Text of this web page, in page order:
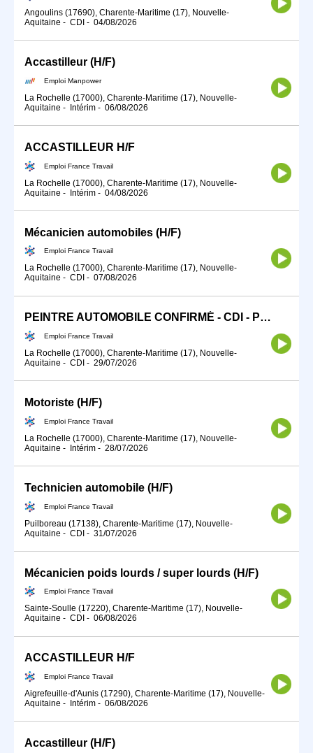
Angoulins (17690), Charente-Maritime (17), Nouvelle-
Aquitaine - CDI - 04/08/2026
Accastilleur (H/F)
Emploi Manpower
La Rochelle (17000), Charente-Maritime (17), Nouvelle-
Aquitaine - Intérim - 06/08/2026
ACCASTILLEUR H/F
Emploi France Travail
La Rochelle (17000), Charente-Maritime (17), Nouvelle-
Aquitaine - Intérim - 04/08/2026
Mécanicien automobiles (H/F)
Emploi France Travail
La Rochelle (17000), Charente-Maritime (17), Nouvelle-
Aquitaine - CDI - 07/08/2026
PEINTRE AUTOMOBILE CONFIRMÉ - CDI - Poste à pourvoir immédiatement - LA ROCHELLE (H/F)
Emploi France Travail
La Rochelle (17000), Charente-Maritime (17), Nouvelle-
Aquitaine - CDI - 29/07/2026
Motoriste (H/F)
Emploi France Travail
La Rochelle (17000), Charente-Maritime (17), Nouvelle-
Aquitaine - Intérim - 28/07/2026
Technicien automobile (H/F)
Emploi France Travail
Puilboreau (17138), Charente-Maritime (17), Nouvelle-
Aquitaine - CDI - 31/07/2026
Mécanicien poids lourds / super lourds (H/F)
Emploi France Travail
Sainte-Soulle (17220), Charente-Maritime (17), Nouvelle-
Aquitaine - CDI - 06/08/2026
ACCASTILLEUR H/F
Emploi France Travail
Aigrefeuille-d'Aunis (17290), Charente-Maritime (17), Nouvelle-
Aquitaine - Intérim - 06/08/2026
Accastilleur (H/F)